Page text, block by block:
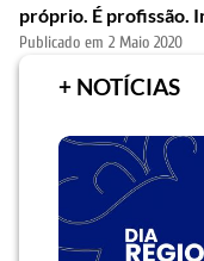
próprio. É profissão.
Publicado em 2 Maio 2020
+ NOTÍCIAS